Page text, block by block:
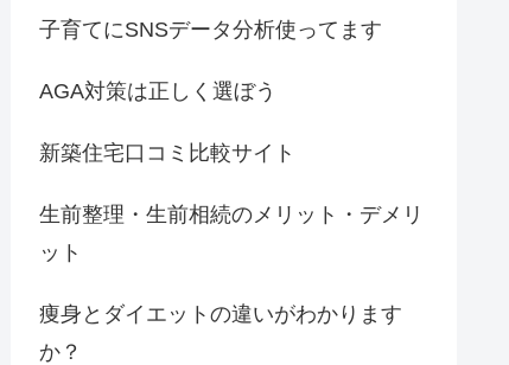
子育てにSNSデータ分析使ってます
AGA対策は正しく選ぼう
新築住宅口コミ比較サイト
生前整理・生前相続のメリット・デメリ
ット
痩身とダイエットの違いがわかります
か？